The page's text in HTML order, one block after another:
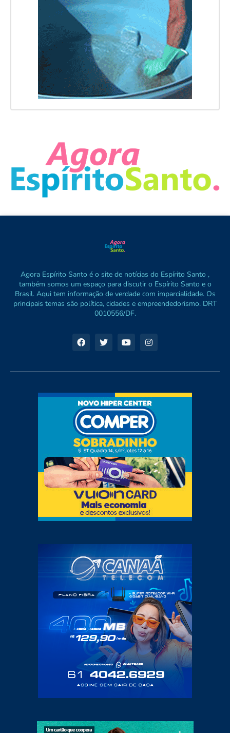
Agora Espírito Santo é o site de notícias do Espírito Santo ,
também somos um espaço para discutir o Espírito Santo e o
Brasil. Aqui tem informação de verdade com imparcialidade. Os
principais temas são política, cidades e empreendedorismo. DRT
0010556/DF.